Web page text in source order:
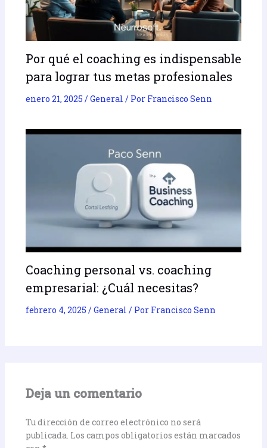
Por qué el coaching es indispensable
para lograr tus metas profesionales
enero 21, 2025 /General / Por Francisco Senn
Coaching personal vs. coaching
empresarial: ¿Cuál necesitas?
febrero 4, 2025 /General / Por Francisco Senn
Deja un comentario
Tu dirección de correo electrónico no será
publicada. Los campos obligatorios están marcados